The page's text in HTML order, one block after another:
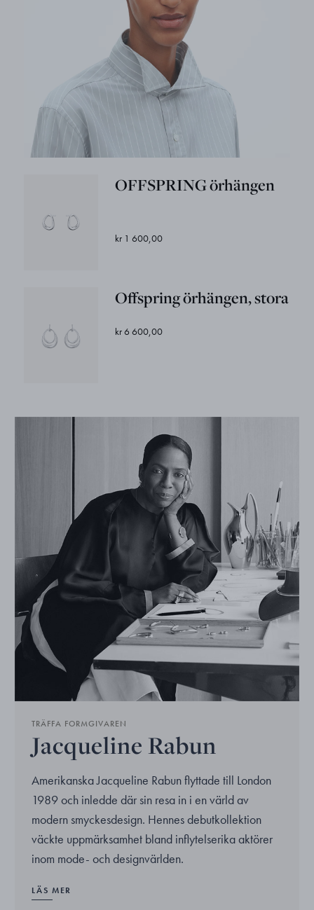
OFFSPRING örhängen
kr 1 600,00
Offspring örhängen, stora
kr 6 600,00
TRÄFFA FORMGIVAREN
Jacqueline Rabun
Amerikanska Jacqueline Rabun flyttade till London
1989 och inledde där sin resa in i en värld av
modern smyckesdesign. Hennes debutkollektion
väckte uppmärksamhet bland inflytelserika aktörer
inom mode- och designvärlden.
LÄS MER